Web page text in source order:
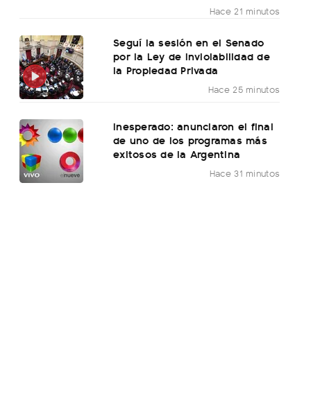
Hace 21 minutos
Seguí la sesión en el Senado
por la Ley de Inviolabilidad de
la Propiedad Privada
Hace 25 minutos
Inesperado: anunciaron el final
de uno de los programas más
exitosos de la Argentina
Hace 31 minutos